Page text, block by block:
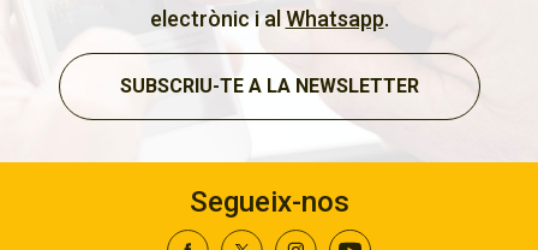
electrònic i alWhatsapp.
SUBSCRIU-TE A LA NEWSLETTER
Segueix-nos